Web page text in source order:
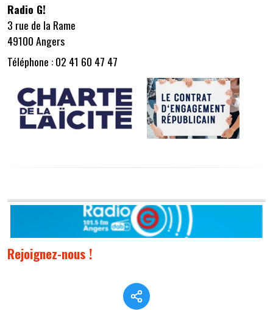
Radio G!
3 rue de la Rame
49100 Angers
Téléphone : 02 41 60 47 47
Rejoignez-nous !